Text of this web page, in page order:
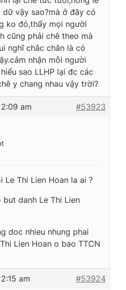
vậy sao?mà ở đây có
ko đó,thấy mọi người
cũng phải chê theo mà
nghĩ chắc chắn là có
nhận mỗi người
sao LLHP lại đc các
y chang nhau vậy trời?
am #53923
Le Thi Lien Hoan la ai ?
danh Le Thi Lien
doc nhieu nhung phai
Lien Hoan o bao TTCN
am #53924